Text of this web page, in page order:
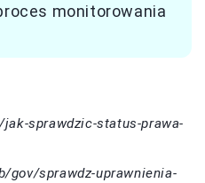
monitorowania
sprawdzic-status-prawa-
gov/sprawdz-uprawnienia-